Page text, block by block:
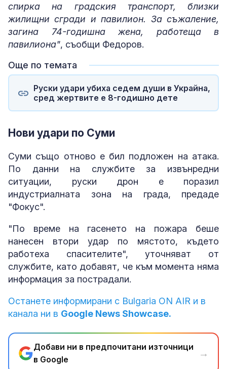
спирка на градския транспорт, близки
жилищни сгради и павилион. За съжаление,
загина 74-годишна жена, работеща в
павилиона", съобщи Федоров.
Още по темата
Руски удари убиха седем души в Украйна,
сред жертвите е 8-годишно дете
Нови удари по Суми
Суми също отново е бил подложен на атака.
По данни на службите за извънредни
ситуации, руски дрон е поразил
индустриалната зона на града, предаде
"Фокус".
"По време на гасенето на пожара беше
нанесен втори удар по мястото, където
работеха спасителите", уточняват от
службите, като добавят, че към момента няма
информация за пострадали.
Останете информирани с Bulgaria ON AIR и в
канала ни в Google News Showcase.
Добави ни в предпочитани източници
в Google
→